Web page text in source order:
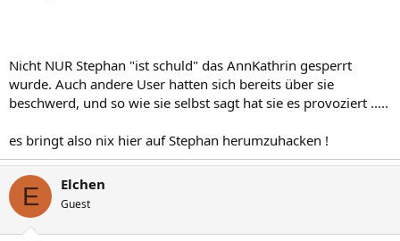
Nicht NUR Stephan "ist schuld" das AnnKathrin gesperrt
wurde. Auch andere User hatten sich bereits über sie
beschwerd, und so wie sie selbst sagt hat sie es provoziert .....
es bringt also nix hier auf Stephan herumzuhacken !
E Elchen
Guest